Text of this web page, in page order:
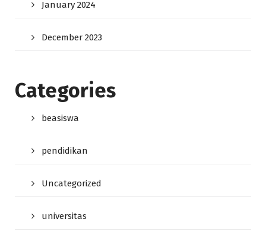
January 2024
December 2023
Categories
beasiswa
pendidikan
Uncategorized
universitas